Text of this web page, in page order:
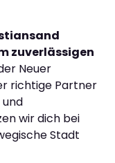
zuverlässigen
Neuer
richtige Partner
wir dich bei
Stadt